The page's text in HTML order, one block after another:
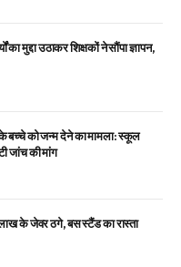
मुद्दा उठाकर शिक्षकों ने सौंपा ज्ञापन,
बच्चे को जन्म देने का मामला: स्कूल
जांच की मांग
के जेवर ठगे, बस स्टैंड का रास्ता